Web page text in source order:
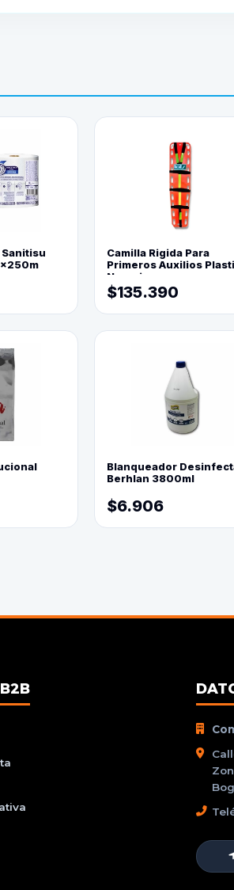
Camilla Rigida Para
Primeros Auxilios
Naranja
$135.390
Blanqueador
Berhlan 3800ml
$6.906